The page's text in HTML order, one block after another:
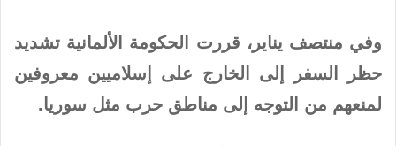
وفي منتصف يناير، قررت الحكومة الألمانية تشديد
حظر السفر إلى الخارج على إسلاميين معروفين
لمنعهم من التوجه إلى مناطق حرب مثل سوريا.